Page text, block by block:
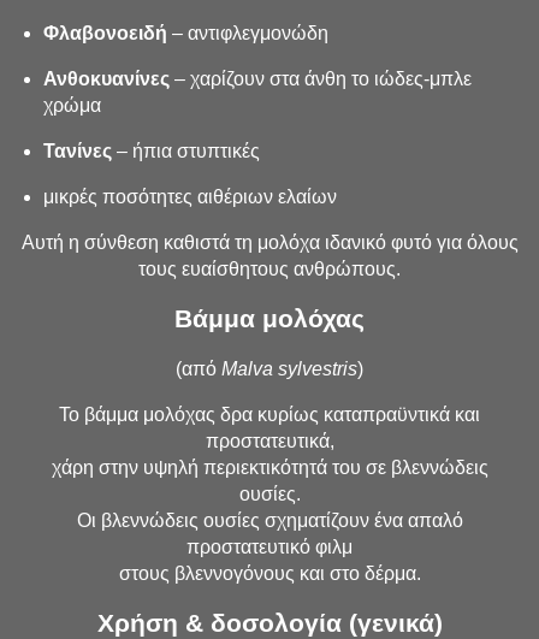
Φλαβονοειδή – αντιφλεγμονώδη
Ανθοκυανίνες – χαρίζουν στα άνθη το ιώδες-μπλε
χρώμα
Τανίνες – ήπια στυπτικές
μικρές ποσότητες αιθέριων ελαίων
Αυτή η σύνθεση καθιστά τη μολόχα ιδανικό φυτό για όλους
τους ευαίσθητους ανθρώπους.
Βάμμα μολόχας
(από Malva sylvestris)
Το βάμμα μολόχας δρα κυρίως καταπραϋντικά και
προστατευτικά,
χάρη στην υψηλή περιεκτικότητά του σε βλεννώδεις
ουσίες.
Οι βλεννώδεις ουσίες σχηματίζουν ένα απαλό
προστατευτικό φιλμ
στους βλεννογόνους και στο δέρμα.
Χρήση & δοσολογία (γενικά)